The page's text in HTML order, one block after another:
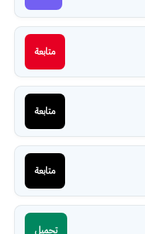
متابعة
متابعة
متابعة
تحميل